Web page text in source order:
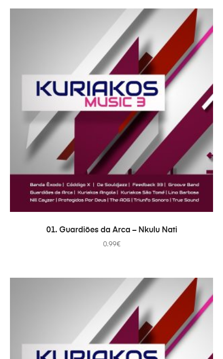
ADICIONAR
01. Guardiões da Arca – Nkulu Nati
0.99€